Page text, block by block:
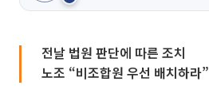
전날 법원 판단에 따른 조치
노조 “비조합원 우선 배치하라”